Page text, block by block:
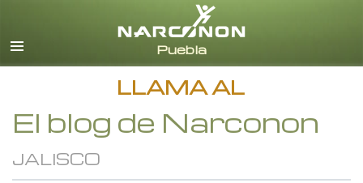
Español
Todas las Regiones/Idiomas
LLAMA AL
El blog de Narconon
JALISCO